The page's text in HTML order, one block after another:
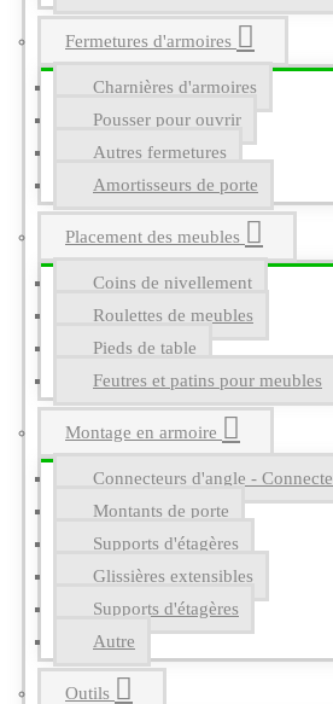
Fermetures d'armoires
Charnières d'armoires
Pousser pour ouvrir
Autres fermetures
Amortisseurs de porte
Placement des meubles
Coins de nivellement
Roulettes de meubles
Pieds de table
Feutres et patins pour meubles
Montage en armoire
Connecteurs d'angle -
Montants de porte
Supports d'étagères
Glissières extensibles
Supports d'étagères
Autre
Outils